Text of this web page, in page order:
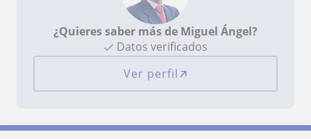
¿Quieres saber más de Miguel Ángel?
Datos verificados
Ver perfil